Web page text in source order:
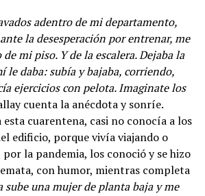
adentro de mi departamento,
la desesperación por entrenar, me
mi piso. Y de la escalera. Dejaba la
le daba: subía y bajaba, corriendo,
ejercicios con pelota. Imaginate los
cuenta la anécdota y sonríe.
esta cuarentena, casi no conocía a los
edificio, porque vivía viajando o
la pandemia, los conoció y se hizo
con humor, mientras completa
sube una mujer de planta baja y me